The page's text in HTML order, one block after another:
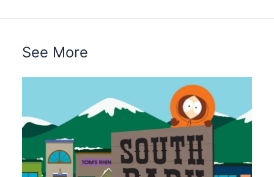
See More